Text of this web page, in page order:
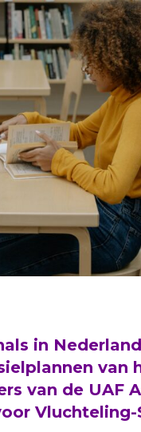
in
van
van de UAF
Vluchteling-